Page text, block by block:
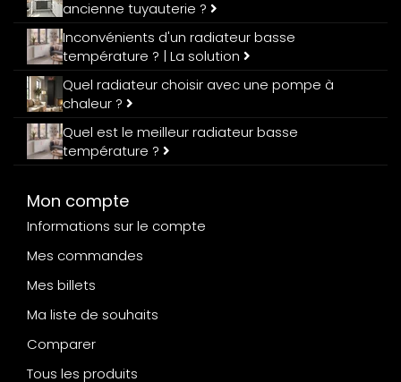
ancienne tuyauterie ?
Inconvénients d'un radiateur basse
température ? | La solution
Quel radiateur choisir avec une pompe à
chaleur ?
Quel est le meilleur radiateur basse
température ?
Mon compte
Informations sur le compte
Mes commandes
Mes billets
Ma liste de souhaits
Comparer
Tous les produits